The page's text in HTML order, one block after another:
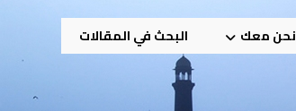
نحن معك البحث في المقالات